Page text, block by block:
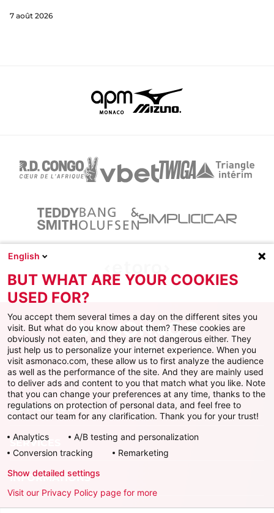
7 août 2026
Facebook
X Instagram
YoutubeTikTokTwitch
AS MONACO
SERVICES
INFORMATIONS
English
BUT WHAT ARE YOUR COOKIES
USED FOR?
You accept them several times a day on the different sites you
visit. But what do you know about them? These cookies are
obviously not eaten, and they are not dangerous either. They
just help us to personalize your internet experience. When you
visit asmonaco.com, these allow us to first analyze the audience
as well as the performance of the site. And they are mainly used
to deliver ads and content to you that match what you like. Note
that you can change your preferences at any time, thanks to the
regulations on protection of personal data, and feel free to
contact our team for any clarification. Thank you for your trust!
Analytics
A/B testing and personalization
Conversion tracking
Remarketing
Show detailed settings
Visit our Privacy Policy page for more